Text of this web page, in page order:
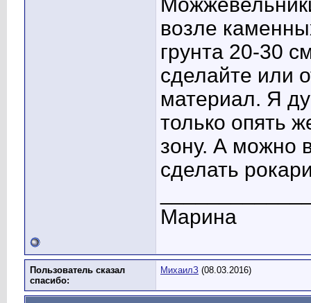
возле
грунта 20-30
сделайте или
материал. Я
только опять
зону. А можно
сделать
Марина
Пользователь сказал
cпасибо:
МихаилЗ (08.03.2016)